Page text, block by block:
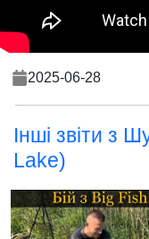
2025-06-28
Інші звіти з
Lake)